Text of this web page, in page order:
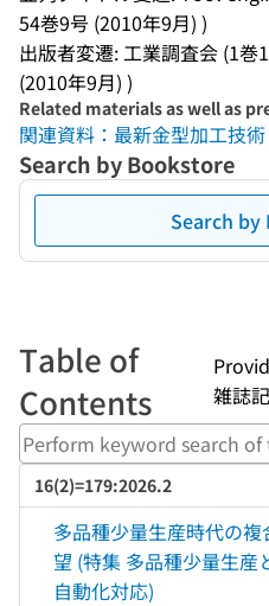
54巻9号 (2010年9月) )
出版者変遷: 工業調査会 (1
(2010年9月) )
Related materials as well as
関連資料：最新金型加工技術
Search by Bookstore
Search
Table of
Contents
雑誌
16(2)=179:2026.2
多品種少量生産時代の
望 (特集 多品種少量生産
自動化対応)